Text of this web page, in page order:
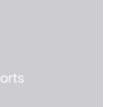
Rezyklaten